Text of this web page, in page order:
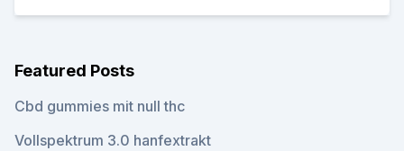
Featured Posts
Cbd gummies mit null thc
Vollspektrum 3.0 hanfextrakt